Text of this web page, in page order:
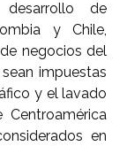
desarrollo de
y Chile,
negocios del
impuestas
y el lavado
en